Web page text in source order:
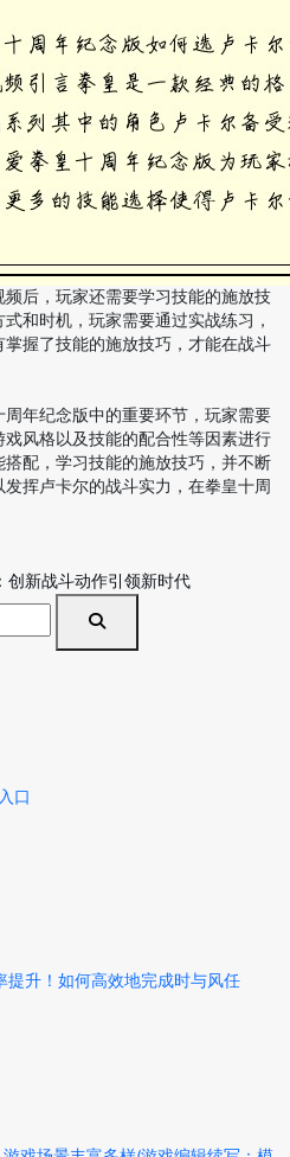
后，玩家还需要学习技能的施放技
和时机，玩家需要通过实战练习，
握了技能的施放技巧，才能在战斗
年纪念版中的重要环节，玩家需要
风格以及技能的配合性等因素进行
配，学习技能的施放技巧，并不断
挥卢卡尔的战斗实力，在拳皇十周
创新战斗动作引领新时代
口
提升！如何高效地完成时与风任